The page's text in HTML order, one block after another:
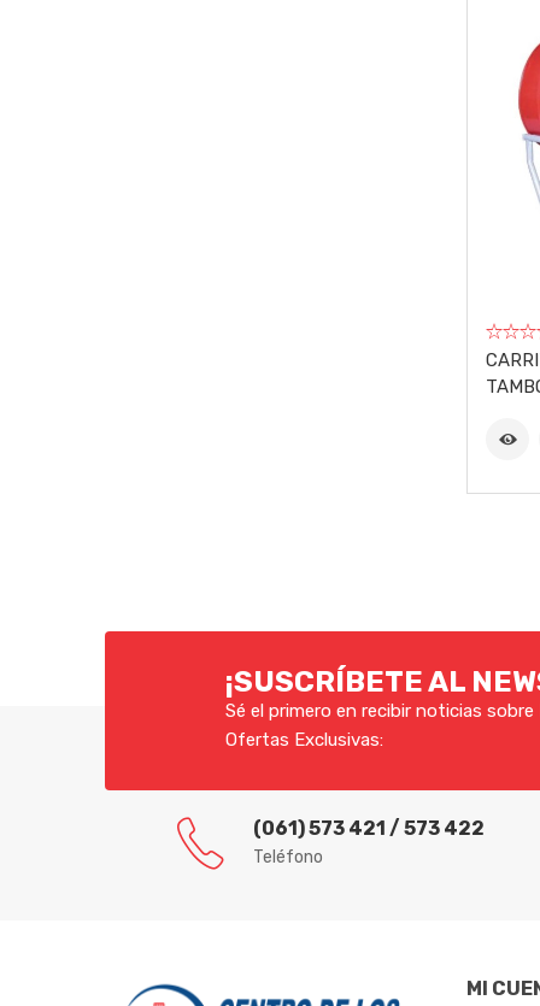
(061) 573 421 / 573 422
Teléfono
¡SUSCRÍBETE AL
Sé el primero en recibir noticias
Ofertas Exclusivas:
MI